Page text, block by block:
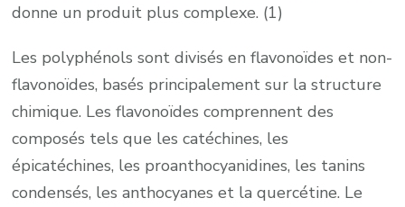
donne un produit plus complexe. (1)
Les polyphénols sont divisés en flavonoïdes et non-
flavonoïdes, basés principalement sur la structure
chimique. Les flavonoïdes comprennent des
composés tels que les catéchines, les
épicatéchines, les proanthocyanidines, les tanins
condensés, les anthocyanes et la quercétine. Le